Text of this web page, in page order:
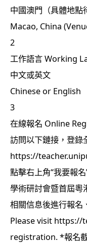
中國澳門（具體地點
Macao, China
2
工作語言 Working
中文或英文
Chinese or English
3
在線報名 Online
訪問以下鏈接，登錄
https://
點擊右上角“我要報
學術研討會暨首屆粵
相關信息後進行報名
Please visit https://
registration. *報名